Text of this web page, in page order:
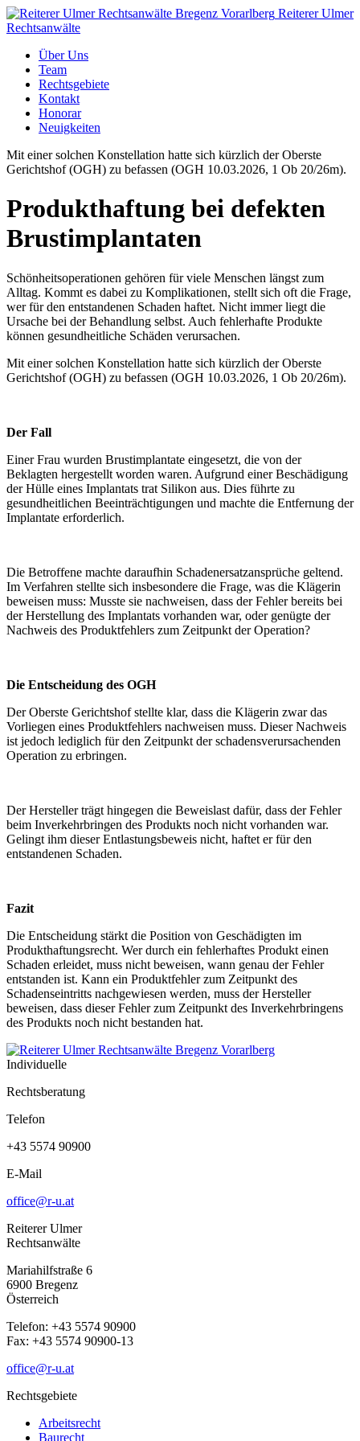
Reiterer Ulmer
Rechtsanwälte
Über Uns
Team
Rechtsgebiete
Kontakt
Honorar
Neuigkeiten
Mit einer solchen Konstellation hatte sich kürzlich der Oberste
Gerichtshof (OGH) zu befassen (OGH 10.03.2026, 1 Ob 20/26m).
Produkthaftung bei defekten
Brustimplantaten
Schönheitsoperationen gehören für viele Menschen längst zum
Alltag. Kommt es dabei zu Komplikationen, stellt sich oft die Frage,
wer für den entstandenen Schaden haftet. Nicht immer liegt die
Ursache bei der Behandlung selbst. Auch fehlerhafte Produkte
können gesundheitliche Schäden verursachen.
Mit einer solchen Konstellation hatte sich kürzlich der Oberste
Gerichtshof (OGH) zu befassen (OGH 10.03.2026, 1 Ob 20/26m).
Der Fall
Einer Frau wurden Brustimplantate eingesetzt, die von der
Beklagten hergestellt worden waren. Aufgrund einer Beschädigung
der Hülle eines Implantats trat Silikon aus. Dies führte zu
gesundheitlichen Beeinträchtigungen und machte die Entfernung der
Implantate erforderlich.
Die Betroffene machte daraufhin Schadenersatzansprüche geltend.
Im Verfahren stellte sich insbesondere die Frage, was die Klägerin
beweisen muss: Musste sie nachweisen, dass der Fehler bereits bei
der Herstellung des Implantats vorhanden war, oder genügte der
Nachweis des Produktfehlers zum Zeitpunkt der Operation?
Die Entscheidung des OGH
Der Oberste Gerichtshof stellte klar, dass die Klägerin zwar das
Vorliegen eines Produktfehlers nachweisen muss. Dieser Nachweis
ist jedoch lediglich für den Zeitpunkt der schadensverursachenden
Operation zu erbringen.
Der Hersteller trägt hingegen die Beweislast dafür, dass der Fehler
beim Inverkehrbringen des Produkts noch nicht vorhanden war.
Gelingt ihm dieser Entlastungsbeweis nicht, haftet er für den
entstandenen Schaden.
Fazit
Die Entscheidung stärkt die Position von Geschädigten im
Produkthaftungsrecht. Wer durch ein fehlerhaftes Produkt einen
Schaden erleidet, muss nicht beweisen, wann genau der Fehler
entstanden ist. Kann ein Produktfehler zum Zeitpunkt des
Schadenseintritts nachgewiesen werden, muss der Hersteller
beweisen, dass dieser Fehler zum Zeitpunkt des Inverkehrbringens
des Produkts noch nicht bestanden hat.
Individuelle
Rechtsberatung
Telefon
+43 5574 90900
E-Mail
office@r-u.at
Reiterer Ulmer
Rechtsanwälte
Mariahilfstraße 6
6900 Bregenz
Österreich
Telefon: +43 5574 90900
Fax: +43 5574 90900-13
office@r-u.at
Rechtsgebiete
Arbeitsrecht
Baurecht